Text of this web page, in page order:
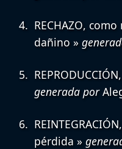
RECHAZO, como
dañino »
REPRODUCCIÓN
generada por
REINTEGRACIÓN
pérdida »